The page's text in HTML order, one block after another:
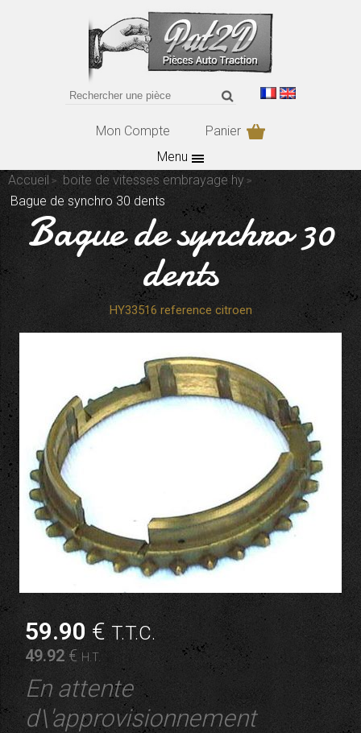
Mon Compte
Panier
Menu
Accueil
boite de vitesses embrayage hy
Bague de synchro 30 dents
Bague de synchro 30
dents
HY33516 reference citroen
59.90 €T.T.C.
49.92 €H.T.
En attente
d\'approvisionnement